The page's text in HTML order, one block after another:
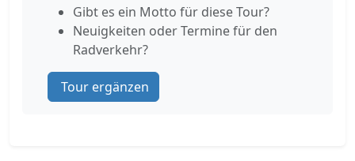
Gibt es ein Motto für diese Tour?
Neuigkeiten oder Termine für den
Radverkehr?
Tour ergänzen